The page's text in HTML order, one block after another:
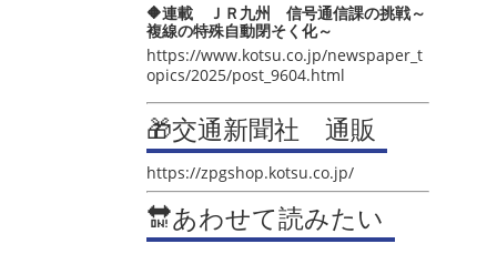
🔶連載 ＪＲ九州 信号通信課の挑戦～
複線の特殊自動閉そく化～
https://www.kotsu.co.jp/newspaper_t
opics/2025/post_9604.html
🎁交通新聞社 通販
https://zpgshop.kotsu.co.jp/
🔛あわせて読みたい